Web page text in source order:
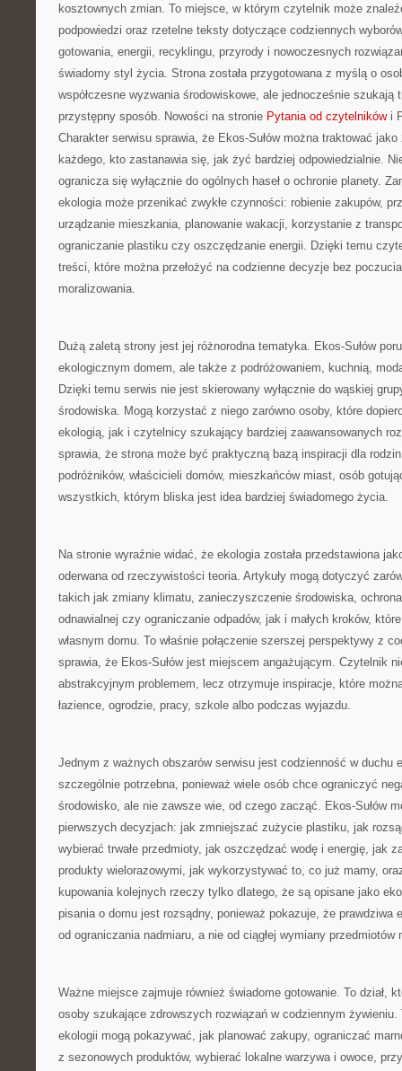
kosztownych zmian. To miejsce, w którym czytelnik może
podpowiedzi oraz rzetelne teksty dotyczące codziennych
gotowania, energii, recyklingu, przyrody i nowoczesnych
świadomy styl życia. Strona została przygotowana z myślą o
współczesne wyzwania środowiskowe, ale jednocześnie szukają
przystępny sposób. Nowości na stronie Pytania od czytelnikówi
Charakter serwisu sprawia, że Ekos-Sułów można traktować
każdego, kto zastanawia się, jak żyć bardziej odpowiedzialnie.
ogranicza się wyłącznie do ogólnych haseł o ochronie planety.
ekologia może przenikać zwykłe czynności: robienie zakupów,
urządzanie mieszkania, planowanie wakacji, korzystanie z
ograniczanie plastiku czy oszczędzanie energii. Dzięki temu
treści, które można przełożyć na codzienne decyzje bez
moralizowania.
Dużą zaletą strony jest jej różnorodna tematyka. Ekos-Sułów
ekologicznym domem, ale także z podróżowaniem, kuchnią,
Dzięki temu serwis nie jest skierowany wyłącznie do wąskiej
środowiska. Mogą korzystać z niego zarówno osoby, które
ekologią, jak i czytelnicy szukający bardziej zaawansowanych
sprawia, że strona może być praktyczną bazą inspiracji dla
podróżników, właścicieli domów, mieszkańców miast, osób
wszystkich, którym bliska jest idea bardziej świadomego życia.
Na stronie wyraźnie widać, że ekologia została przedstawiona
oderwana od rzeczywistości teoria. Artykuły mogą dotyczyć
takich jak zmiany klimatu, zanieczyszczenie środowiska,
odnawialnej czy ograniczanie odpadów, jak i małych kroków,
własnym domu. To właśnie połączenie szerszej perspektywy z
sprawia, że Ekos-Sułów jest miejscem angażującym. Czytelnik
abstrakcyjnym problemem, lecz otrzymuje inspiracje, które
łazience, ogrodzie, pracy, szkole albo podczas wyjazdu.
Jednym z ważnych obszarów serwisu jest codzienność w duchu
szczególnie potrzebna, ponieważ wiele osób chce ograniczyć
środowisko, ale nie zawsze wie, od czego zacząć. Ekos-Sułów
pierwszych decyzjach: jak zmniejszać zużycie plastiku, jak
wybierać trwałe przedmioty, jak oszczędzać wodę i energię, jak
produkty wielorazowymi, jak wykorzystywać to, co już mamy,
kupowania kolejnych rzeczy tylko dlatego, że są opisane jako
pisania o domu jest rozsądny, ponieważ pokazuje, że prawdziwa
od ograniczania nadmiaru, a nie od ciągłej wymiany przedmiotów
Ważne miejsce zajmuje również świadome gotowanie. To dział,
osoby szukające zdrowszych rozwiązań w codziennym
ekologii mogą pokazywać, jak planować zakupy, ograniczać
z sezonowych produktów, wybierać lokalne warzywa i owoce,